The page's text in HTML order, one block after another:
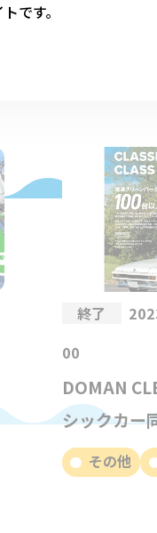
終了
00
DOMAN
シックカー
その他
です。